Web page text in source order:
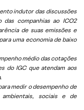
indutor das discussões
companhias ao ICO2
de suas emissões e
uma economia de baixo
médio das cotações
do IGC que atendam aos
medir o desempenho de
sociais e de